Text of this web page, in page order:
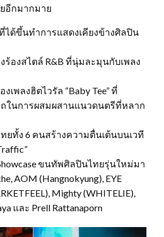
อีกมากมาย
ได้ขึ้นทำการแสดงเคียงข้างศิลปิน
งร้องสไตล์ R&B ที่นุ่มละมุนกับเพลง
เพลงฮิตไวรัล “Baby Tee” ที่
ในการผสมผสานแนวดนตรีที่หลาก
ทยทั้ง 6 คนสร้างความตื่นเต้นบนเวที
ขนทัพศิลปินไทยรุ่นใหม่มา
AOM (Hangnokyung), EYE
Mighty (WHITELIE),
และ Prell Rattanaporn